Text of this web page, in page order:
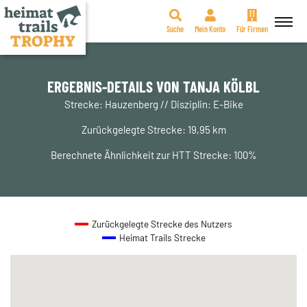
Zum
Suche Mein Konto Für Firmen
ERGEBNIS-DETAILS VON TANJA KÖLBL
Strecke: Hauzenberg // Disziplin: E-Bike
Zurückgelegte Strecke: 19,95 km
Berechnete Ähnlichkeit zur HTT Strecke: 100%
Zurückgelegte Strecke des Nutzers
Heimat Trails Strecke